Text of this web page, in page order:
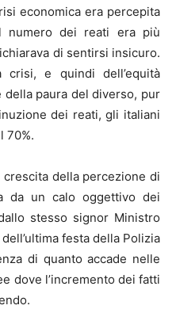
economica era percepita
numero dei reati era più
di sentirsi insicuro.
crisi, e quindi dell’equità
della paura del diverso, pur
dei reati, gli italiani
70%.
della percezione di
da un calo oggettivo dei
stesso signor Ministro
festa della Polizia
di quanto accade nelle
dove l’incremento dei fatti